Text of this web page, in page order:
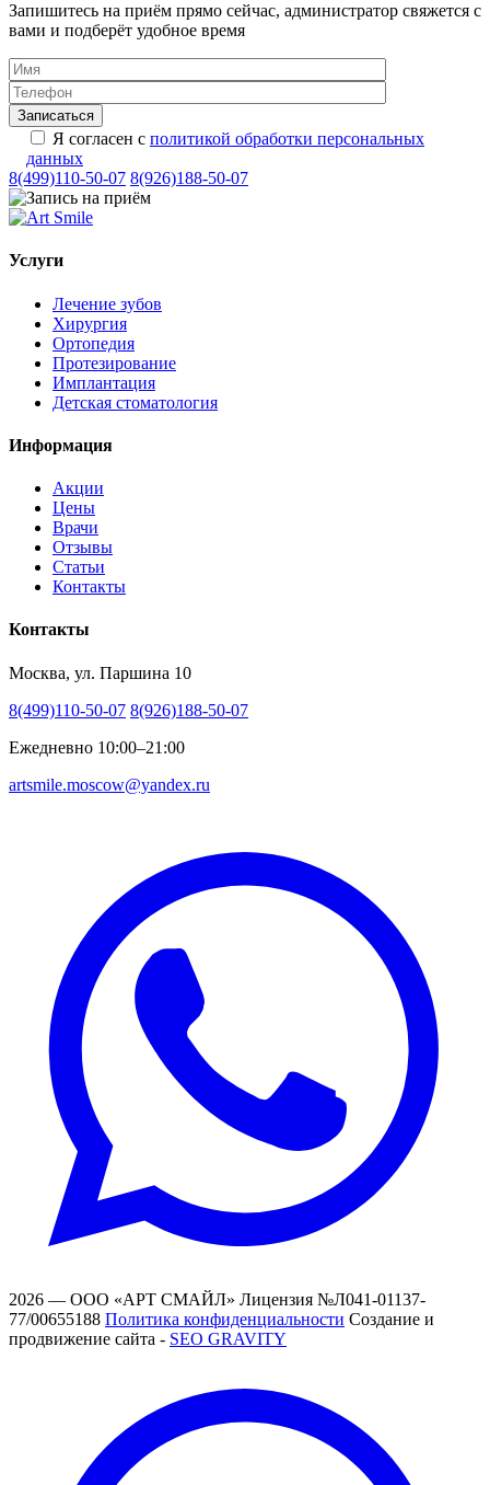
Запишитесь на приём прямо сейчас, администратор свяжется с
вами и подберёт удобное время
Я согласен с политикой обработки персональных
данных
8(499)110-50-07 8(926)188-50-07
Услуги
Лечение зубов
Хирургия
Ортопедия
Протезирование
Имплантация
Детская стоматология
Информация
Акции
Цены
Врачи
Отзывы
Статьи
Контакты
Контакты
Москва, ул. Паршина 10
8(499)110-50-07 8(926)188-50-07
Ежедневно 10:00–21:00
artsmile.moscow@yandex.ru
2026 — ООО «АРТ СМАЙЛ» Лицензия №Л041-01137-
77/00655188 Политика конфиденциальности Создание и
продвижение сайта - SEO GRAVITY